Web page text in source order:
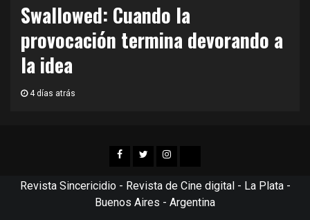
Swallowed: Cuando la
provocación termina devorando a
la idea
4 días atrás
Facebook
TwitterInstagram
Revista Sincericidio - Revista de Cine digital - La Plata -
Buenos Aires - Argentina